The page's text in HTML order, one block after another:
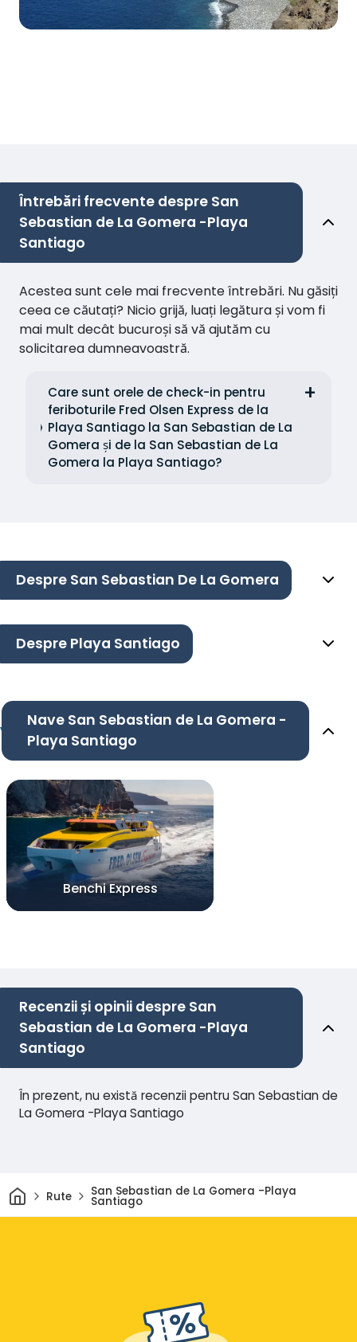
Întrebări frecvente despre San
Sebastian de La Gomera -Playa
Santiago
Acestea sunt cele mai frecvente întrebări. Nu găsiți
ceea ce căutați? Nicio grijă, luați legătura și vom fi
mai mult decât bucuroși să vă ajutăm cu
solicitarea dumneavoastră.
Care sunt orele de check-in pentru
feriboturile Fred Olsen Express de la
Playa Santiago la San Sebastian de La
Gomera și de la San Sebastian de La
Gomera la Playa Santiago?
Despre San Sebastian De La Gomera
Despre Playa Santiago
Nave San Sebastian de La Gomera -
Playa Santiago
Benchi Express
Recenzii și opinii despre San
Sebastian de La Gomera -Playa
Santiago
În prezent, nu există recenzii pentru San Sebastian de
La Gomera -Playa Santiago
AcasăRute San Sebastian de La Gomera -Playa
Santiago